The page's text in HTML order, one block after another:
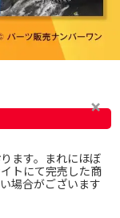
ます。まれにほぼ
トにて完売した商
場合がございます